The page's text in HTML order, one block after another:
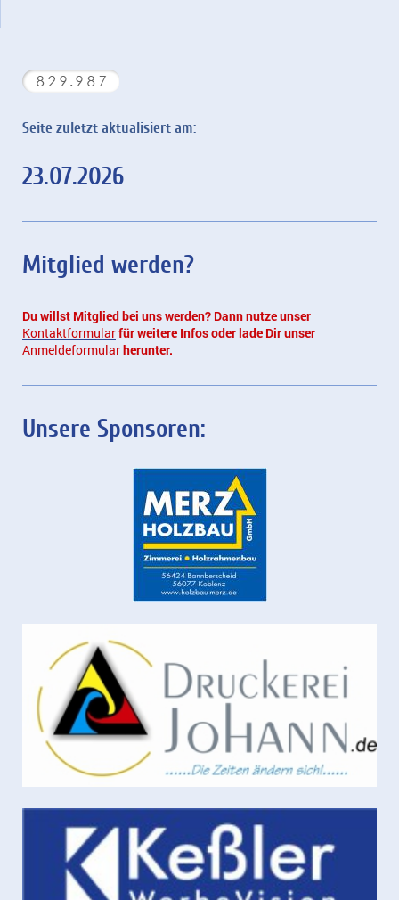
Seite zuletzt aktualisiert am:
23.07.2026
Mitglied werden?
Du willst Mitglied bei uns werden? Dann nutze unser
Kontaktformularfür weitere Infos oder lade Dir unser
Anmeldeformularherunter.
Unsere Sponsoren: